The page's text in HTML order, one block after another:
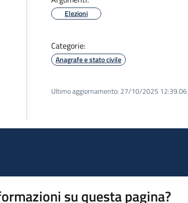
Elezioni
Categorie:
Anagrafe e stato civile
Ultimo aggiornamento: 27/10/2025 12:39.06
su questa pagina?